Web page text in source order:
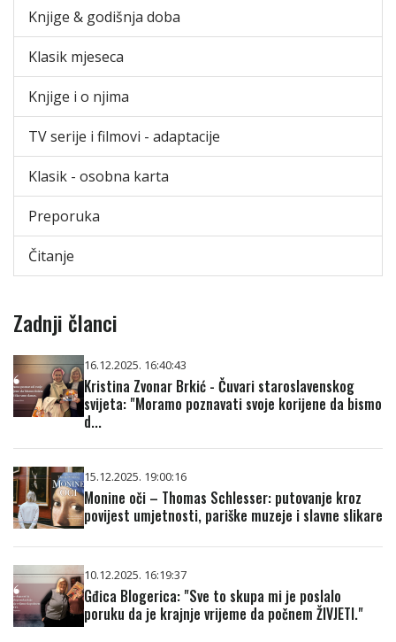
Knjige & godišnja doba
Klasik mjeseca
Knjige i o njima
TV serije i filmovi - adaptacije
Klasik - osobna karta
Preporuka
Čitanje
Zadnji članci
16.12.2025. 16:40:43
Kristina Zvonar Brkić - Čuvari staroslavenskog
svijeta: "Moramo poznavati svoje korijene da bismo
d...
15.12.2025. 19:00:16
Monine oči – Thomas Schlesser: putovanje kroz
povijest umjetnosti, pariške muzeje i slavne slikare
10.12.2025. 16:19:37
Gđica Blogerica: "Sve to skupa mi je poslalo
poruku da je krajnje vrijeme da počnem ŽIVJETI."